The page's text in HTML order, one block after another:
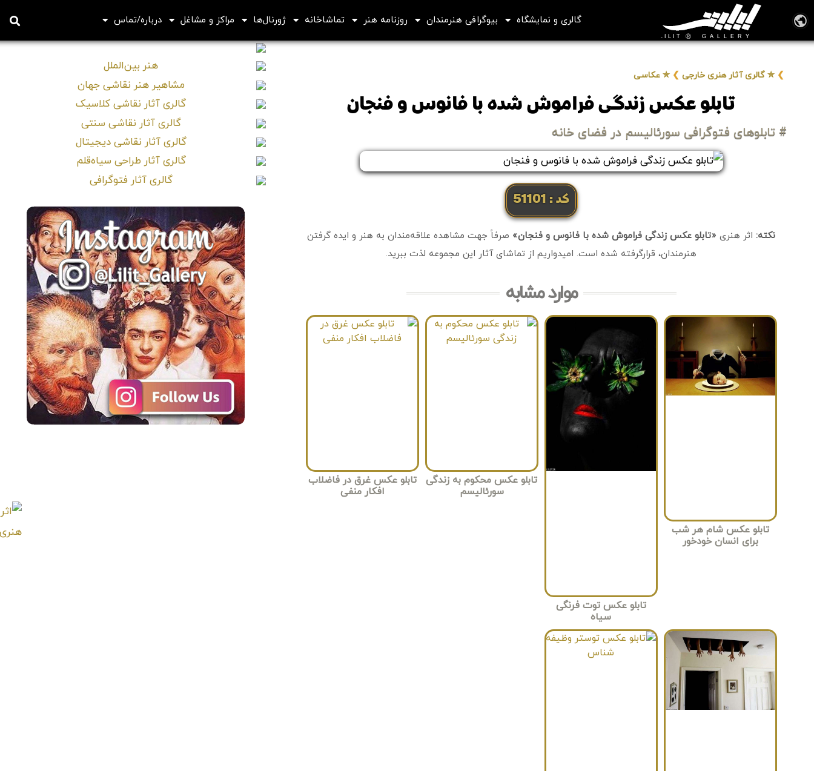
گالری و نمایشگاه بیوگرافی هنرمندان روزنامه هنر تماشاخانه ژورنال‌ها مراکز و مشاغل درباره/تماس
❯ ✮ گالری آثار هنری خارجی ❯ ✮ عکاسی
تابلو عکس زندگی فراموش شده با فانوس و فنجان
# تابلوهای فتوگرافی سورئالیسم در فضای خانه
کد: 51101
نکته:اثر هنری «تابلو عکس زندگی فراموش شده با فانوس و فنجان» صرفاً جهت مشاهده علاقه‌مندان به هنر و ایده گرفتن
هنرمندان، قرارگرفته شده است. امیدواریم از تماشای آثار این مجموعه لذت ببرید.
موارد مشابه
تابلو عکس شام هر شب
برای انسان خودخور
تابلو عکس توت فرنگی
سیاه
تابلو عکس محکوم به زندگی
سورئالیسم
تابلو عکس غرق در فاضلاب
افکار منفی